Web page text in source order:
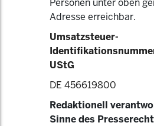
Personen unter oben
Adresse erreichbar.
Umsatzsteuer-
UStG
DE 456619800
Redaktionell
Sinne des